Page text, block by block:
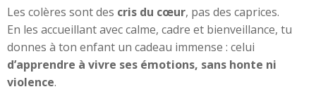
Les colères sont des cris du cœur, pas des caprices.
En les accueillant avec calme, cadre et bienveillance, tu
donnes à ton enfant un cadeau immense : celui
d’apprendre à vivre ses émotions, sans honte ni
violence.